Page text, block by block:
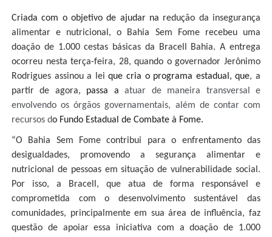
Criada com o objetivo de ajudar na redução da insegurança
alimentar e nutricional, o Bahia Sem Fome recebeu uma
doação de 1.000 cestas básicas da Bracell Bahia. A entrega
ocorreu nesta terça-feira, 28, quando o governador Jerônimo
Rodrigues assinou a lei que cria o programa estadual, que, a
partir de agora,
passa a
atuar de maneira transversal e
envolvendo os órgãos governamentais, além de contar com
recursos do Fundo Estadual de Combate à Fome.
“O Bahia Sem Fome contribui para o enfrentamento das
desigualdades, promovendo a segurança alimentar e
nutricional de pessoas em situação de vulnerabilidade social.
Por isso, a Bracell, que atua de forma responsável e
comprometida com o desenvolvimento sustentável das
comunidades, principalmente em sua área de influência, faz
questão de apoiar essa iniciativa com a doação de 1.000